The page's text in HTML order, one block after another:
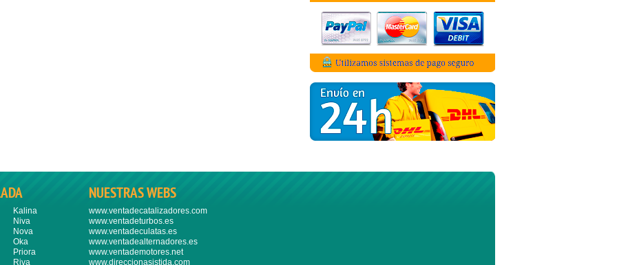
Kalina
Niva
Nova
Oka
Priora
Riva
NUESTRAS WEBS
www.ventadecatalizadores.com
www.ventadeturbos.es
www.ventadeculatas.es
www.ventadealternadores.es
www.ventademotores.net
www.direccionasistida.com